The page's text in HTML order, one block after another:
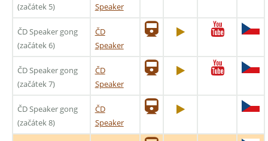
(začátek 5)
Speaker
ČD Speaker gong
(začátek 6)
ČD
Speaker
ČD Speaker gong
(začátek 7)
ČD
Speaker
ČD Speaker gong
(začátek 8)
ČD
Speaker